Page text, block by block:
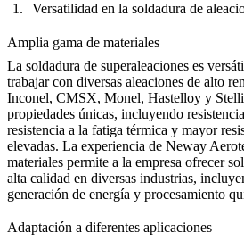
Versatilidad en la soldadura de
Amplia gama de materiales
La soldadura de superaleaciones es
trabajar con diversas aleaciones de alto
Inconel, CMSX, Monel, Hastelloy y
propiedades únicas, incluyendo
resistencia a la fatiga térmica y mayor
elevadas. La experiencia de Neway
materiales permite a la empresa ofrecer
alta calidad en diversas industrias,
generación de energía y procesamiento
Adaptación a diferentes aplicaciones